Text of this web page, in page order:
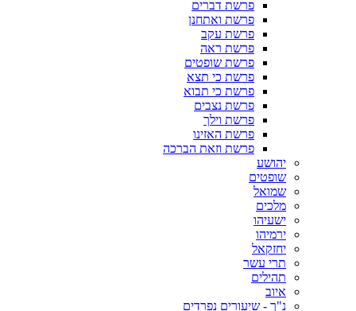
פרשת דברים
פרשת ואתחנן
פרשת עקב
פרשת ראה
פרשת שופטים
פרשת כי תצא
פרשת כי תבוא
פרשת נצבים
פרשת וילך
פרשת האזינו
פרשת וזאת הברכה
יהושע
שופטים
שמואל
מלכים
ישעיהו
ירמיהו
יחזקאל
תרי עשר
תהילים
איוב
נ"ך - שיעורים נפרדים